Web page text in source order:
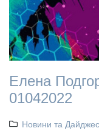
Елена
01042022
Новини та